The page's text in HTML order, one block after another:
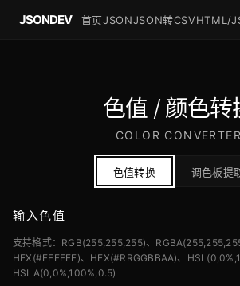
JSONDEV 首页JSONJSON转CSVHTML/
色值 / 颜色转
COLOR CONVERTER
色值转换 调色板提
输入色值
支持格式：RGB(255,255,255)、
HEX(#FFFFFF)、HEX(#RRGGBBAA)、
HSLA(0,0%,100%,0.5)